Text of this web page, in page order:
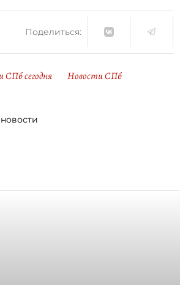
Поделиться:
СПб сегодня Новости СПб